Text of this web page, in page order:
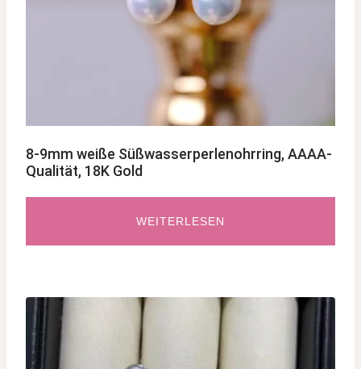
8-9mm weiße Süßwasserperlenohrring, AAAA-
Qualität, 18K Gold
WEITERLESEN